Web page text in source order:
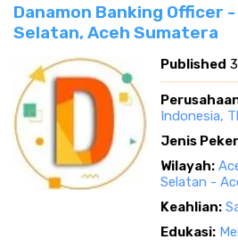
Danamon Banking Officer
Selatan, Aceh Sumatera
Published
Indonesia,
Jenis
Wilayah:
Selatan -
Keahlian:
Edukasi: